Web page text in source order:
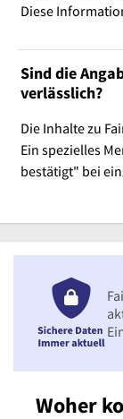
Diese
Sind die
verlässlich?
Die Inhalte zu
Ein spezielles
bestätigt" bei
Woher